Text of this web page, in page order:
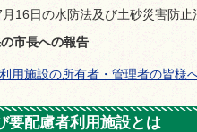
16日の水防法及び土砂災害防
市長への報告
用施設の所有者・管理者の皆様
要配慮者利用施設とは